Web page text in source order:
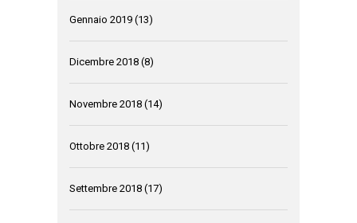
Gennaio 2019 (13)
Dicembre 2018 (8)
Novembre 2018 (14)
Ottobre 2018 (11)
Settembre 2018 (17)